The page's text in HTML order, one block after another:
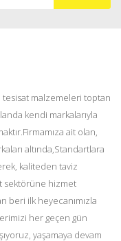
tesisat malzemeleri toptan
kendi markalarıyla
ait olan,
altında,Standartlara
kaliteden taviz
sektörüne hizmet
beri ilk heyecanımızla
her geçen gün
yaşamaya devam